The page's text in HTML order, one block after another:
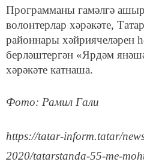
Программаны гамәлгә
волонтерлар хәрәкәте,
районнары хәйриячеләрен
берләштергән «Ярдәм
хәрәкәте катнаша.
Фото: Рамил Гали
https://tatar-inform.tatar/
2020/tatarstanda-55-me-